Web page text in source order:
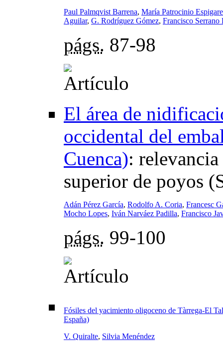
Paul Palmqvist Barrena, María Patrocinio
Aguilar, G. Rodríguez Gómez, Francisco Serrano
págs. 87-98
El área de
occidental del
Cuenca):
superior de poyos
Adán Pérez García, Rodolfo A. Coria, Francesc
Mocho Lopes, Iván Narváez Padilla, Francisco
págs. 99-100
Fósiles del yacimiento oligoceno de Tàrrega-El
España)
V. Quiralte, Silvia Menéndez